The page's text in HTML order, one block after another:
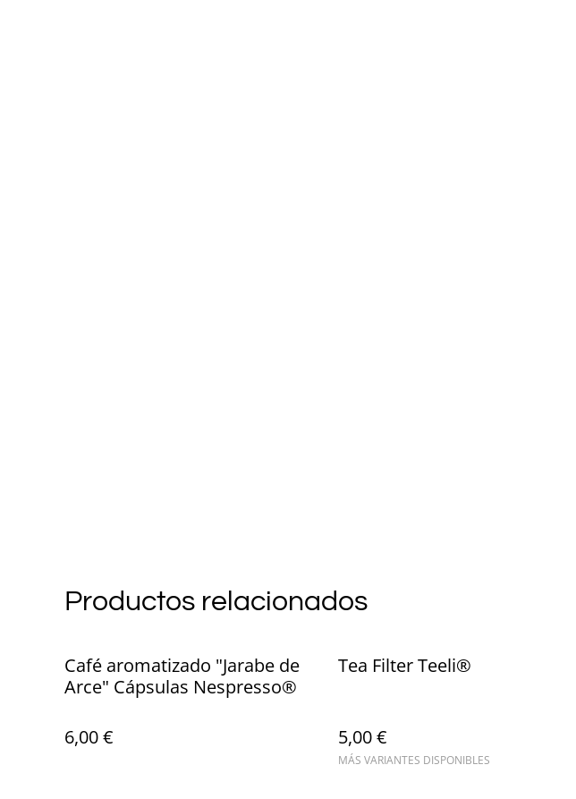
Productos relacionados
Café aromatizado "Jarabe de
Arce" Cápsulas Nespresso®
6,00 €
Tea Filter Teeli®
5,00 €
MÁS VARIANTES DISPONIBLES